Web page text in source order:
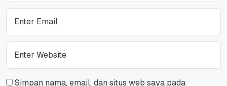
Simpan nama, email, dan situs web saya pada